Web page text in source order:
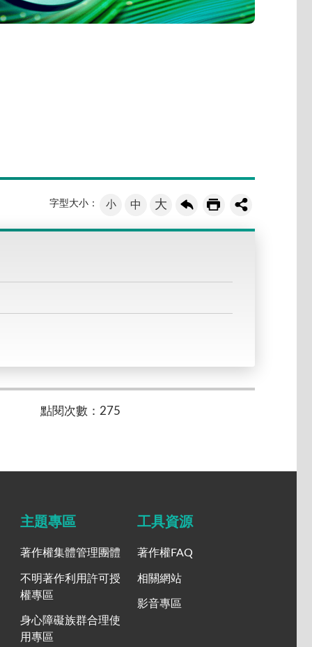
字型大小： 小 中 大
點閱次數：275
主題專區
著作權集體管理團體
不明著作利用許可授
權專區
身心障礙族群合理使
用專區
工具資源
著作權FAQ
相關網站
影音專區